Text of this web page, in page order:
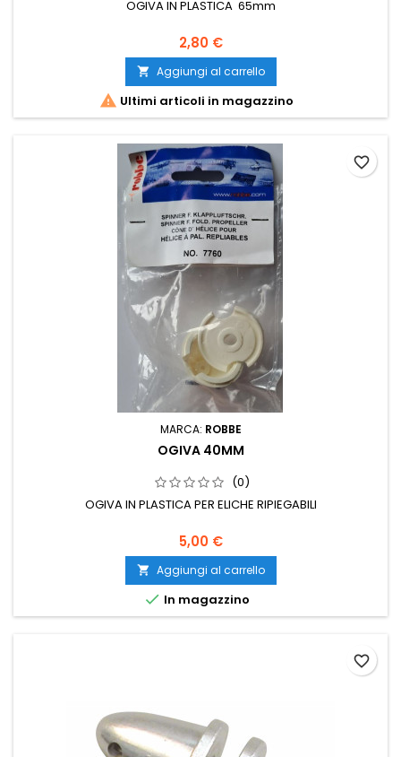
OGIVA IN PLASTICA 65mm
2,80 €
 Aggiungi al carrello
 Ultimi articoli in magazzino
MARCA: ROBBE
OGIVA 40MM
(0)
OGIVA IN PLASTICA PER ELICHE RIPIEGABILI
5,00 €
 Aggiungi al carrello
 In magazzino
favorite_border
favorite_border